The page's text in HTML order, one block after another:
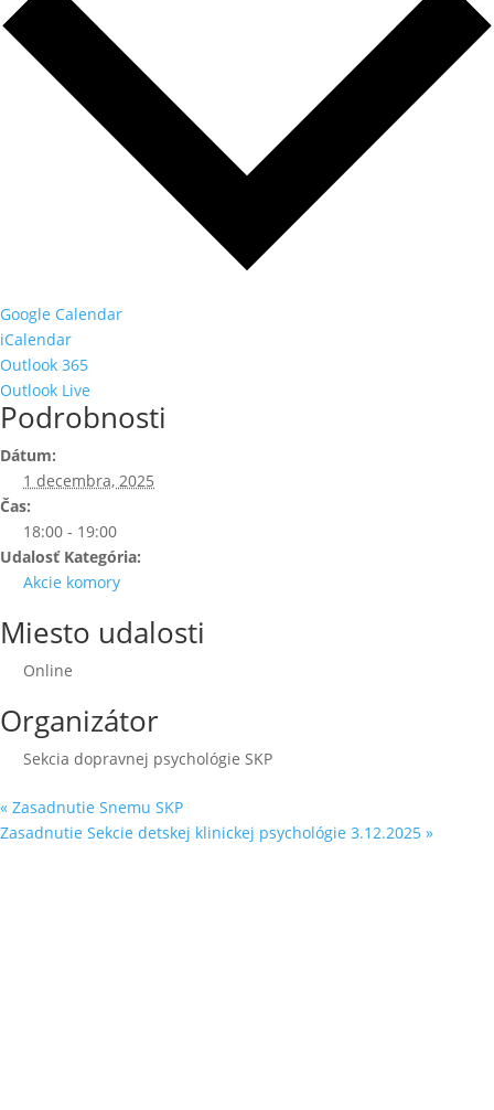
Google Calendar
iCalendar
Outlook 365
Outlook Live
Podrobnosti
Dátum:
1 decembra, 2025
Čas:
18:00 - 19:00
Udalosť Kategória:
Akcie komory
Miesto udalosti
Online
Organizátor
Sekcia dopravnej psychológie SKP
« Zasadnutie Snemu SKP
Zasadnutie Sekcie detskej klinickej psychológie 3.12.2025 »